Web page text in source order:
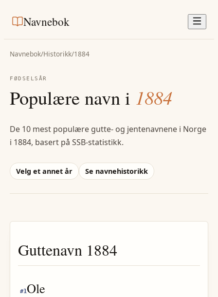
Navnebok
Navnebok/Historikk/1884
FØDSELSÅR
Populære navn i 1884
De 10 mest populære gutte- og jentenavnene i Norge
i 1884, basert på SSB-statistikk.
Velg et annet år Se navnehistorikk
Guttenavn 1884
#1 Ole